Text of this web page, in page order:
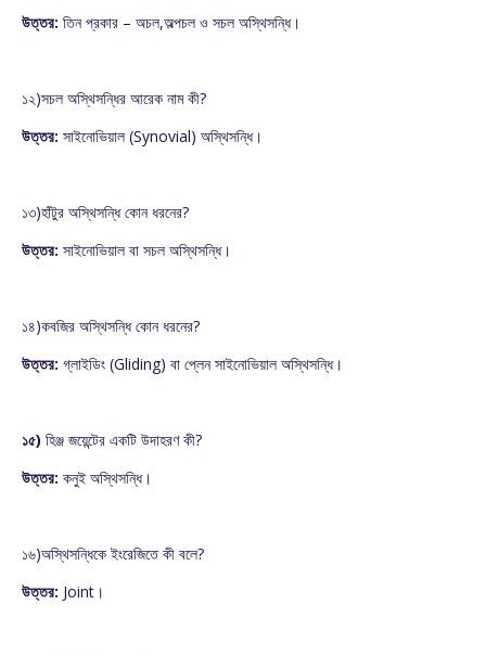
উত্তর: তিন প্রকার – অচল,অল্পচল ও সচল অস্থিসন্ধি।
১২)সচল অস্থিসন্ধির আরেক নাম কী?
উত্তর: সাইনোভিয়াল (Synovial) অস্থিসন্ধি।
১৩)হাঁটুর অস্থিসন্ধি কোন ধরনের?
উত্তর: সাইনোভিয়াল বা সচল অস্থিসন্ধি।
১৪)কবজির অস্থিসন্ধি কোন ধরনের?
উত্তর: গ্লাইডিং (Gliding) বা প্লেন সাইনোভিয়াল অস্থিসন্ধি।
১৫) হিঞ্জ জয়েন্টের একটি উদাহরণ কী?
উত্তর: কনুই অস্থিসন্ধি।
১৬)অস্থিসন্ধিকে ইংরেজিতে কী বলে?
উত্তর: Joint।